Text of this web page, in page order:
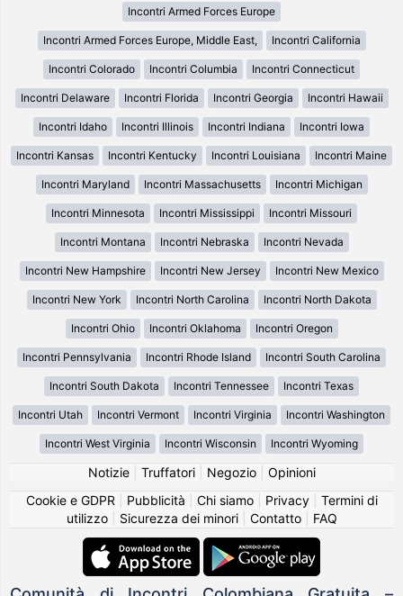
Incontri Armed Forces Europe
Incontri Armed Forces Europe, Middle East, Incontri California
Incontri Colorado Incontri Columbia Incontri Connecticut
Incontri Delaware Incontri Florida Incontri Georgia Incontri Hawaii
Incontri Idaho Incontri Illinois Incontri Indiana Incontri Iowa
Incontri Kansas Incontri Kentucky Incontri Louisiana Incontri Maine
Incontri Maryland Incontri Massachusetts Incontri Michigan
Incontri Minnesota Incontri Mississippi Incontri Missouri
Incontri Montana Incontri Nebraska Incontri Nevada
Incontri New Hampshire Incontri New Jersey Incontri New Mexico
Incontri New York Incontri North Carolina Incontri North Dakota
Incontri Ohio Incontri Oklahoma Incontri Oregon
Incontri Pennsylvania Incontri Rhode Island Incontri South Carolina
Incontri South Dakota Incontri Tennessee Incontri Texas
Incontri Utah Incontri Vermont Incontri Virginia Incontri Washington
Incontri West Virginia Incontri Wisconsin Incontri Wyoming
Notizie| Truffatori| Negozio| Opinioni
Cookie e GDPR
Pubblicità Chi siamo| Privacy| Termini di
utilizzo| Sicurezza dei minori| Contatto| FAQ